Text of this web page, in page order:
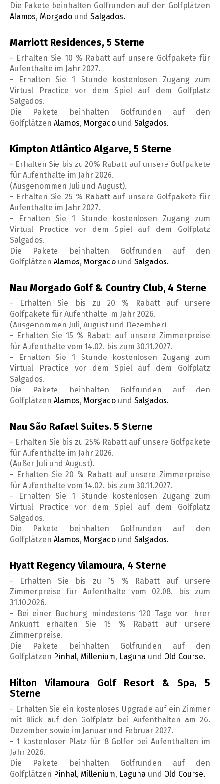
Die Pakete beinhalten Golfrunden auf den Golfplätzen
Alamos, Morgado und Salgados.
Marriott Residences, 5 Sterne
- Erhalten Sie 10 % Rabatt auf unsere Golfpakete für
Aufenthalte im Jahr 2027.
- Erhalten Sie 1 Stunde kostenlosen Zugang zum
Virtual Practice vor dem Spiel auf dem Golfplatz
Salgados.
Die Pakete beinhalten Golfrunden auf den
Golfplätzen Alamos, Morgado und Salgados.
Kimpton Atlântico Algarve, 5 Sterne
- Erhalten Sie bis zu 20% Rabatt auf unsere Golfpakete
für Aufenthalte im Jahr 2026.
(Ausgenommen Juli und August).
- Erhalten Sie 25 % Rabatt auf unsere Golfpakete für
Aufenthalte im Jahr 2027.
- Erhalten Sie 1 Stunde kostenlosen Zugang zum
Virtual Practice vor dem Spiel auf dem Golfplatz
Salgados.
Die Pakete beinhalten Golfrunden auf den
Golfplätzen Alamos, Morgado und Salgados.
Nau Morgado Golf & Country Club, 4 Sterne
- Erhalten Sie bis zu 20 % Rabatt auf unsere
Golfpakete für Aufenthalte im Jahr 2026.
(Ausgenommen Juli, August und Dezember).
- Erhalten Sie 15 % Rabatt auf unsere Zimmerpreise
für Aufenthalte vom 14.02. bis zum 30.11.2027.
- Erhalten Sie 1 Stunde kostenlosen Zugang zum
Virtual Practice vor dem Spiel auf dem Golfplatz
Salgados.
Die Pakete beinhalten Golfrunden auf den
Golfplätzen Alamos, Morgado und Salgados.
Nau São Rafael Suites, 5 Sterne
- Erhalten Sie bis zu 25% Rabatt auf unsere Golfpakete
für Aufenthalte im Jahr 2026.
(Außer Juli und August).
- Erhalten Sie 20 % Rabatt auf unsere Zimmerpreise
für Aufenthalte vom 14.02. bis zum 30.11.2027.
- Erhalten Sie 1 Stunde kostenlosen Zugang zum
Virtual Practice vor dem Spiel auf dem Golfplatz
Salgados.
Die Pakete beinhalten Golfrunden auf den
Golfplätzen Alamos, Morgado und Salgados.
Hyatt Regency Vilamoura, 4 Sterne
- Erhalten Sie bis zu 15 % Rabatt auf unsere
Zimmerpreise für Aufenthalte vom 02.08. bis zum
31.10.2026.
- Bei einer Buchung mindestens 120 Tage vor Ihrer
Ankunft erhalten Sie 15 % Rabatt auf unsere
Zimmerpreise.
Die Pakete beinhalten Golfrunden auf den
Golfplätzen Pinhal, Millenium, Laguna und Old Course.
Hilton Vilamoura Golf Resort & Spa, 5
Sterne
- Erhalten Sie ein kostenloses Upgrade auf ein Zimmer
mit Blick auf den Golfplatz bei Aufenthalten am 26.
Dezember sowie im Januar und Februar 2027.
- 1 kostenloser Platz für 8 Golfer bei Aufenthalten im
Jahr 2026.
Die Pakete beinhalten Golfrunden auf den
Golfplätzen Pinhal, Millenium, Laguna und Old Course.